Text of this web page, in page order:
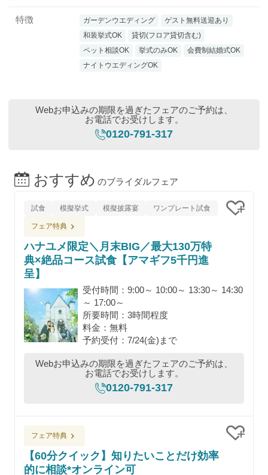
特徴 ガーデンウエディング
ゲスト無料送迎あり
和装挙式OK
貸切(フロア貸切含む)
ペット相談OK
挙式のみOK
会費制結婚式OK
ナイトウエディングOK
Webお申込みの期限を過ぎたフェアのご予約は、
お電話でお受けします。
0120-791-317
おすすめ のブライダルフェア
試食 模擬挙式 模擬披露宴 ワンプレート試食
フェア特典
ハナユメ限定＼月末BIG／最大130万特
典×絶品コース試食【アマギフ5千円進
呈】
受付時間：9:00～ 10:00～ 13:30～ 14:30
～ 17:00～
所要時間：3時間程度
料金：無料
予約受付：7/24(金)まで
Webお申込みの期限を過ぎたフェアのご予約は、
お電話でお受けします。
0120-791-317
フェア特典
【60分クイック】知りたいことだけ効率
的に相談*オンライン可